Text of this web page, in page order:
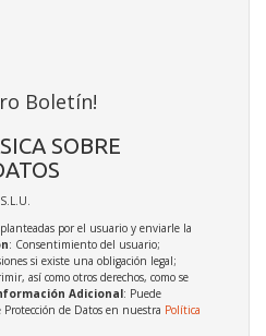
Boletín!
SOBRE
por el usuario y enviarle la
: Consentimiento del usuario;
si existe una obligación legal;
así como otros derechos, como se
Adicional: Puede
de Datos en nuestra Política